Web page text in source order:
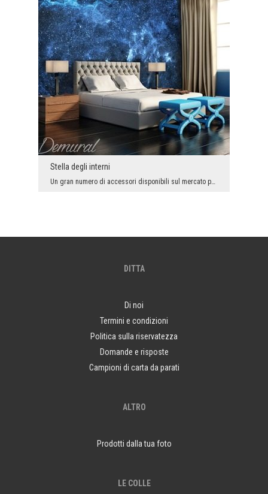
Stella degli interni
Un gran numero di accessori disponibili sul mercato per l’arrangiamento apre davanti a noi un cos...
DITTA
Di noi
Termini e condizioni
Politica sulla riservatezza
Domande e risposte
Campioni di carta da parati
ALTRO
Prodotti dalla tua foto
LE COLLE